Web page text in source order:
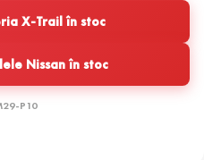
X-Trail în stoc
Nissan în stoc
P10